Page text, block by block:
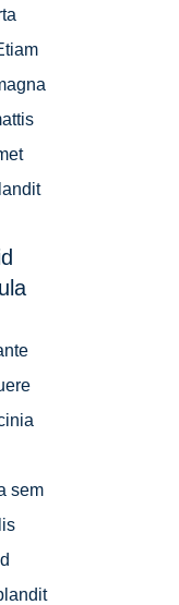
sem